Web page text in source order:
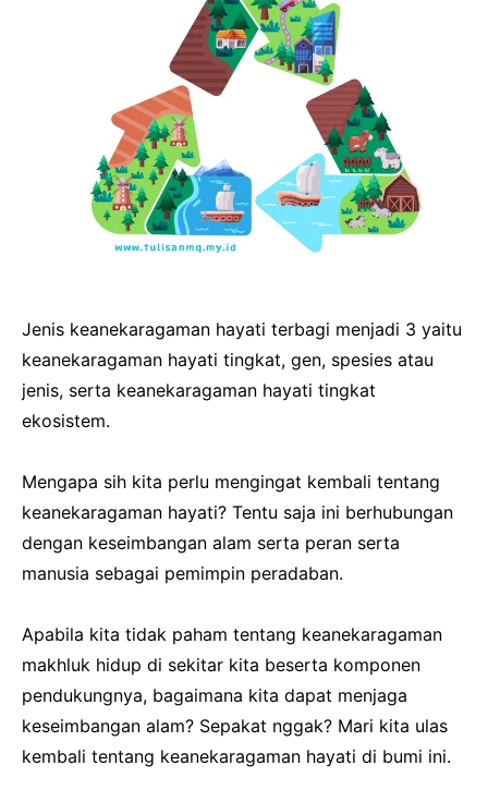
Jenis keanekaragaman hayati terbagi menjadi 3 yaitu
keanekaragaman hayati tingkat, gen, spesies atau
jenis, serta keanekaragaman hayati tingkat
ekosistem.
Mengapa sih kita perlu mengingat kembali tentang
keanekaragaman hayati? Tentu saja ini berhubungan
dengan keseimbangan alam serta peran serta
manusia sebagai pemimpin peradaban.
Apabila kita tidak paham tentang keanekaragaman
makhluk hidup di sekitar kita beserta komponen
pendukungnya, bagaimana kita dapat menjaga
keseimbangan alam? Sepakat nggak? Mari kita ulas
kembali tentang keanekaragaman hayati di bumi ini.